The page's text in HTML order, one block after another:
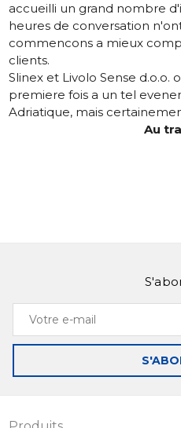
accueilli un grand nombre
heures de conversation
commencons a mieux
clients.
Slinex et Livolo Sense d.o.o.
premiere fois a un tel
Adriatique, mais
Au
Votre
mail